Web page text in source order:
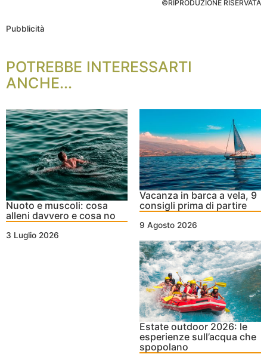
©RIPRODUZIONE RISERVATA
Pubblicità
POTREBBE INTERESSARTI
ANCHE...
Nuoto e muscoli: cosa
alleni davvero e cosa no
3 Luglio 2026
Vacanza in barca a vela, 9
consigli prima di partire
9 Agosto 2026
Estate outdoor 2026: le
esperienze sull’acqua che
spopolano